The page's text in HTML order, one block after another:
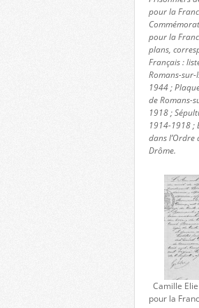
pour la
pour la
plans,
Français :
Romans-
1944 ;
de Romans-
1918 ;
1914-1918 ;
dans l’Ordre
Drôme.
Camille
pour la